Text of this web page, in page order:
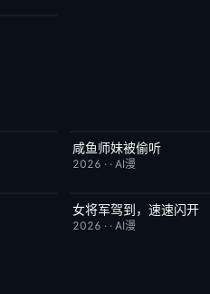
完结
咸鱼师妹被偷听
2026 · ·AI漫
完结 4.0
女将军驾到，速速闪开
2026 · ·AI漫